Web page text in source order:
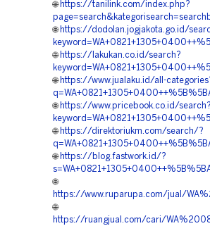
🌐 https://tanilink.com/index.php?
🌐 https://dodolan.jogjakota.go.id/
🌐 https://lakukan.co.id/search?
🌐 https://www.jualaku.id/all-
🌐 https://www.pricebook.co.id/search?
🌐 https://direktoriukm.com/search/?
🌐 https://blog.fastwork.id/?
🌐
https://www.ruparupa.com/jual/
🌐
https://ruangjual.com/cari/